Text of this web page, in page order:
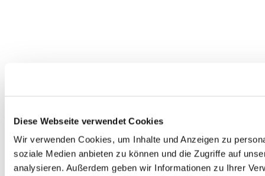
Diese Webseite verwendet Cookies
Wir verwenden Cookies, um Inhalte und Anzeigen zu
soziale Medien anbieten zu können und die Zugriffe auf
analysieren. Außerdem geben wir Informationen zu Ihrer